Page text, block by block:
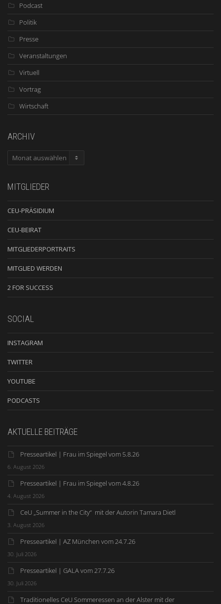
Podcast
Politik
Presse
Veranstaltungen
Virtuell
Vortrag
Wirtschaft
ARCHIV
ARCHIV
MITGLIEDER
CEU-PRÄSIDIUM
CEU-BEIRAT
MITGLIEDERPORTRAITS
MITGLIED WERDEN
2 FOR SUCCESS
SOCIAL
INSTAGRAM
TWITTER
YOUTUBE
PODCASTS
AKTUELLE BEITRÄGE
Presseartikel | Frau im Spiegel vom 5.8.26
6. August 2026
Presseartikel | Frau im Spiegel vom 4.8.26
4. August 2026
CeU „Summer in the City“ mit der Autorin Tamara Dietl
3. August 2026
Presseartikel | AZ München vom 24.7.26
30. Juli 2026
Presseartikel | GALA vom 27.7.26
30. Juli 2026
Traditionelles CeU Sommeressen an der Alster mit der